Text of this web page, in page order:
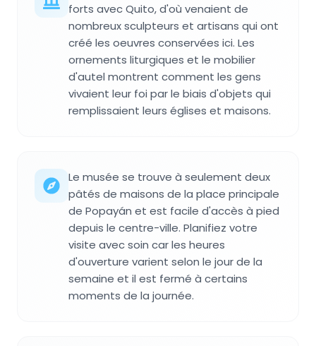
forts avec Quito, d'où venaient de
nombreux sculpteurs et artisans qui ont
créé les oeuvres conservées ici. Les
ornements liturgiques et le mobilier
d'autel montrent comment les gens
vivaient leur foi par le biais d'objets qui
remplissaient leurs églises et maisons.
Le musée se trouve à seulement deux
pâtés de maisons de la place principale
de Popayán et est facile d'accès à pied
depuis le centre-ville. Planifiez votre
visite avec soin car les heures
d'ouverture varient selon le jour de la
semaine et il est fermé à certains
moments de la journée.